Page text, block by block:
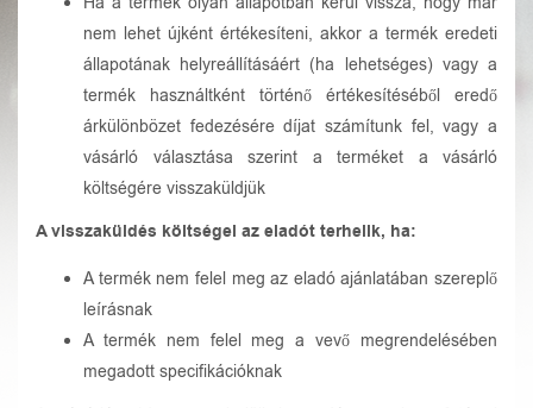
nem lehet újként értékesíteni, akkor a termék eredeti
állapotának helyreállításáért (ha lehetséges) vagy a
termék használtként történő értékesítéséből eredő
árkülönbözet fedezésére díjat számítunk fel, vagy a
vásárló választása szerint a terméket a vásárló
költségére visszaküldjük
A visszaküldés költségei az eladót terhelik, ha:
A termék nem felel meg az eladó ajánlatában szereplő
leírásnak
A termék nem felel meg a vevő megrendelésében
megadott specifikációknak